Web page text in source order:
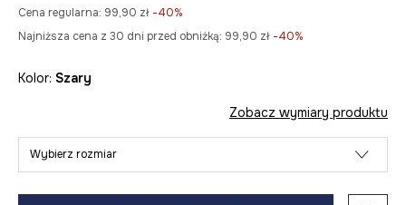
Cena regularna: 99,90 zł -40%
Najniższa cena z 30 dni przed obniżką: 99,90 zł -40%
Kolor: szary
Zobacz wymiary produktu
Wybierz rozmiar